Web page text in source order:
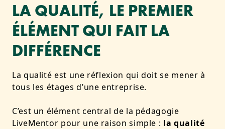
LA QUALITÉ, LE PREMIER
ÉLÉMENT QUI FAIT LA
DIFFÉRENCE
La qualité est une réflexion qui doit se mener à
tous les étages d’une entreprise.
C’est un élément central de la pédagogie
LiveMentor pour une raison simple : la qualité